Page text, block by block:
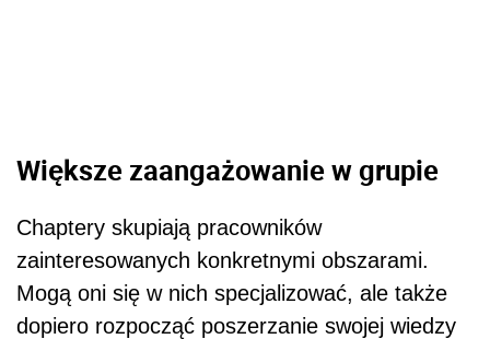
Większe zaangażowanie w grupie
Chaptery skupiają pracowników
zainteresowanych konkretnymi obszarami.
Mogą oni się w nich specjalizować, ale także
dopiero rozpocząć poszerzanie swojej wiedzy